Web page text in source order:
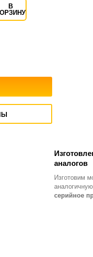
В
аналогов
Изготовим
серийное